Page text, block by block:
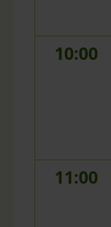
10:00
11:00